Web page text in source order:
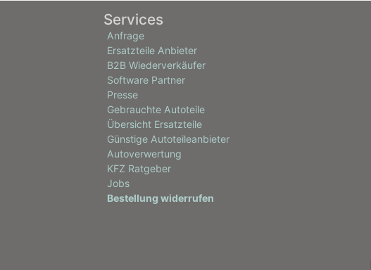
Services
Anfrage
Ersatzteile Anbieter
B2B Wiederverkäufer
Software Partner
Presse
Gebrauchte Autoteile
Übersicht Ersatzteile
Günstige Autoteileanbieter
Autoverwertung
KFZ Ratgeber
Jobs
Bestellung widerrufen